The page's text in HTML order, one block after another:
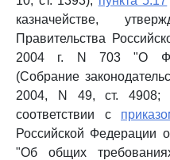
казначействе,
Правительства
2004 г. N 703 "О
(Собрание
2004, N 49, ст.
соответствии с
Российской Федерации
"Об общих